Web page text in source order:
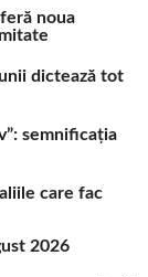
noua
dictează tot
semnificația
care fac
2026